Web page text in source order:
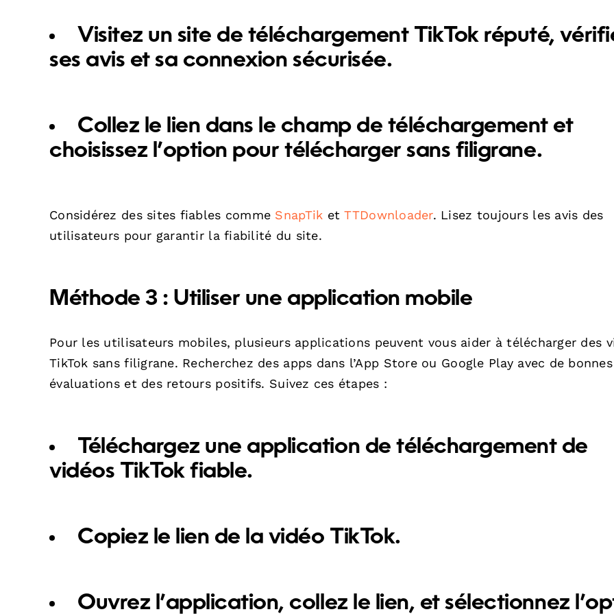
Visitez un site de téléchargement TikTok réputé,
ses avis et sa connexion sécurisée.
Collez le lien dans le champ de téléchargement et
choisissez l’option pour télécharger sans filigrane.
Considérez des sites fiables comme SnapTik etTTDownloader. Lisez toujours les avis des
utilisateurs pour garantir la fiabilité du site.
Méthode 3 : Utiliser une application mobile
Pour les utilisateurs mobiles, plusieurs applications peuvent vous aider à télécharger des
TikTok sans filigrane. Recherchez des apps dans l’App Store ou Google Play avec de bonnes
évaluations et des retours positifs. Suivez ces étapes :
Téléchargez une application de téléchargement de
vidéos TikTok fiable.
Copiez le lien de la vidéo TikTok.
Ouvrez l’application, collez le lien, et sélectionnez